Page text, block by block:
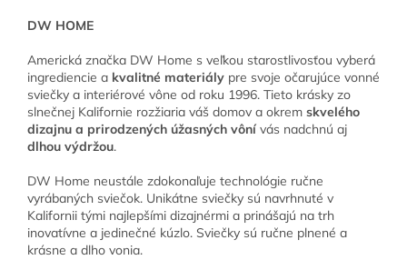
DW HOME
Americká značka DW Home s veľkou starostlivosťou vyberá
ingrediencie a kvalitné materiály pre svoje očarujúce vonné
sviečky a interiérové vône od roku 1996. Tieto krásky zo
slnečnej Kalifornie rozžiaria váš domov a okrem skvelého
dizajnu a prirodzených úžasných vôní vás nadchnú aj
dlhou výdržou.
DW Home neustále zdokonaľuje technológie ručne
vyrábaných sviečok. Unikátne sviečky sú navrhnuté v
Kalifornii tými najlepšími dizajnérmi a prinášajú na trh
inovatívne a jedinečné kúzlo. Sviečky sú ručne plnené a
krásne a dlho vonia.